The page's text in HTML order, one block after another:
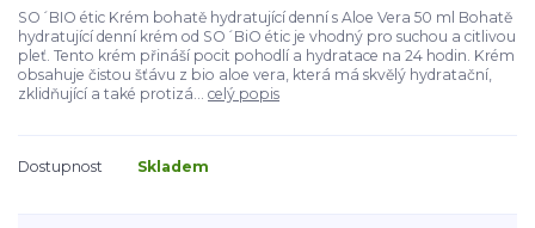
SO´BIO étic Krém bohatě hydratující denní s Aloe Vera 50 ml Bohatě
hydratující denní krém od SO´BiO étic je vhodný pro suchou a citlivou
pleť. Tento krém přináší pocit pohodlí a hydratace na 24 hodin. Krém
obsahuje čistou šťávu z bio aloe vera, která má skvělý hydratační,
zklidňující a také protizá... celý popis
Dostupnost Skladem